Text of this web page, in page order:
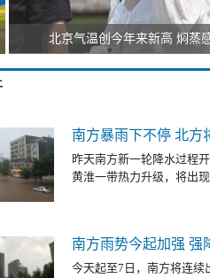
北京气温创今年来新高 焖蒸
南方暴雨下不停 北方
昨天南方新一轮降水过程
黄淮一带热力升级，将出
南方雨势今起加强 强
今天起至7日，南方将连续